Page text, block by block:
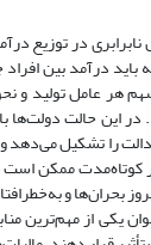
نابرابری در توزیع
درآمد بین
سهم هر عامل تولید
این حالت دولت‌ها
ممکن است
بحران‌ها و
یکی از مهم‌ترین